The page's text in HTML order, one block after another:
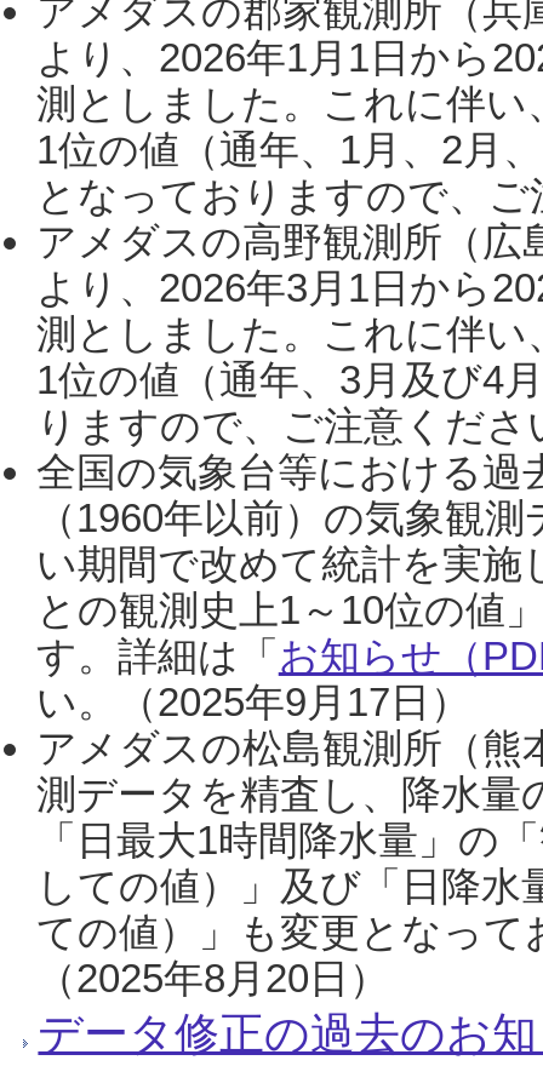
アメダスの郡家観測所（
より、2026年1月1日から
測としました。これに伴い
1位の値（通年、1月、2月
となっておりますので、
アメダスの高野観測所（
より、2026年3月1日から
測としました。これに伴い
1位の値（通年、3月及び4
りますので、ご注意くだ
全国の気象台等における過
（1960年以前）の気象観
い期間で改めて統計を実
との観測史上1～10位の値
す。詳細は「 お知らせ（
い。（2025年9月17日）
アメダスの松島観測所（熊
測データを精査し、降水
「日最大1時間降水量」の
しての値）」及び「日降
ての値）」も変更となっ
（2025年8月20日）
データ修正の過去のお